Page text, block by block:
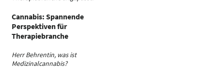
Cannabis: Spannende
Perspektiven für
Therapiebranche
Herr Behrentin, was ist
Medizinalcannabis?